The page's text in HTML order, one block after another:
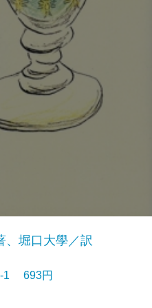
、堀口大學／訳
1 693円